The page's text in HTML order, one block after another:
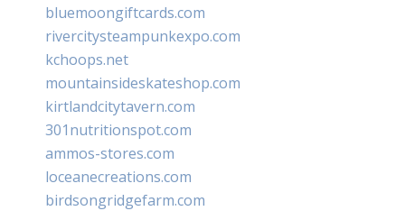
bluemoongiftcards.com
rivercitysteampunkexpo.com
kchoops.net
mountainsideskateshop.com
kirtlandcitytavern.com
301nutritionspot.com
ammos-stores.com
loceanecreations.com
birdsongridgefarm.com